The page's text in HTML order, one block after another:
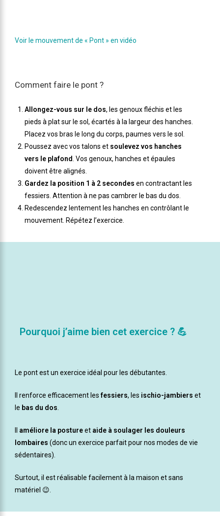
Voir le mouvement de « Pont » en vidéo
Comment faire le pont ?
Allongez-vous sur le dos, les genoux fléchis et les
pieds à plat sur le sol, écartés à la largeur des hanches.
Placez vos bras le long du corps, paumes vers le sol.
Poussez avec vos talons et soulevez vos hanches
vers le plafond . Vos genoux, hanches et épaules
doivent être alignés.
Gardez la position 1 à 2 secondes en contractant les
fessiers. Attention à ne pas cambrer le bas du dos.
Redescendez lentement les hanches en contrôlant le
mouvement. Répétez l’exercice.
Pourquoi j’aime bien cet exercice ? 💪
Le pont est un exercice idéal pour les débutantes.
Il renforce efficacement lesfessiers, les ischio-jambiers et
le bas du dos
améliore la postureet aide à soulager les douleurs
lombaires (donc un exercice parfait pour nos modes de vie
sédentaires).
Surtout, il est réalisable facilement à la maison et sans
matériel 😉.